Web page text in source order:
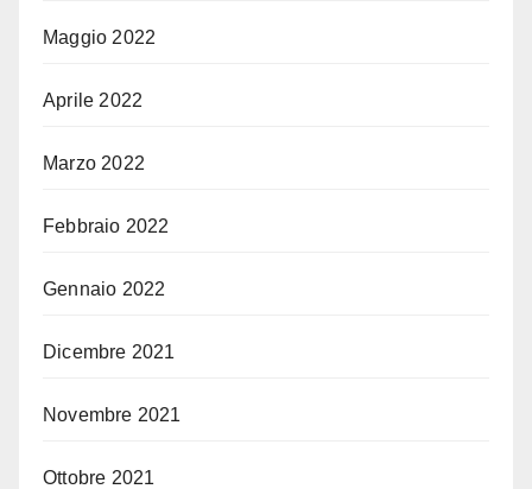
Maggio 2022
Aprile 2022
Marzo 2022
Febbraio 2022
Gennaio 2022
Dicembre 2021
Novembre 2021
Ottobre 2021